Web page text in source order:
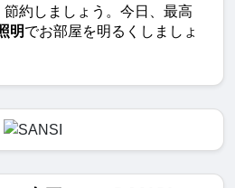
約しましょう。今日、最高
明でお部屋を明るくしましょ